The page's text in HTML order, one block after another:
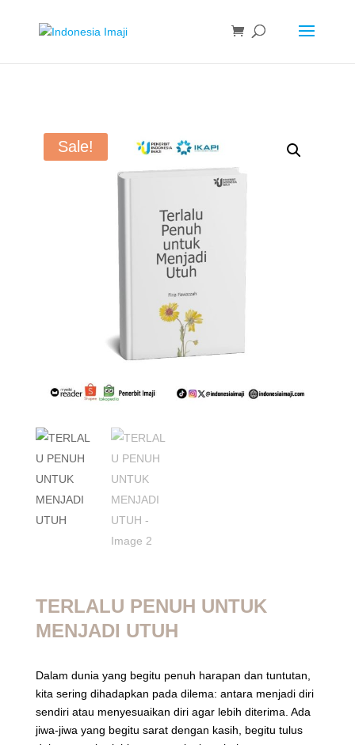
Sale!
TERLALU PENUH UNTUK
MENJADI UTUH
Dalam dunia yang begitu penuh harapan dan tuntutan,
kita sering dihadapkan pada dilema: antara menjadi diri
sendiri atau menyesuaikan diri agar lebih diterima. Ada
jiwa-jiwa yang begitu sarat dengan kasih, begitu tulus